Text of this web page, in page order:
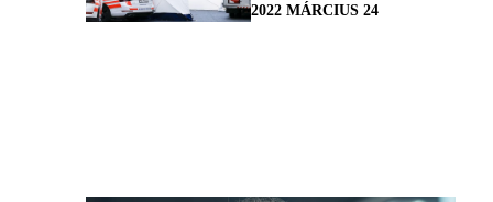
2022 MÁRCIUS 24